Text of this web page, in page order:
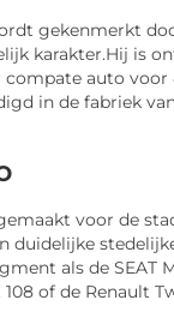
gekenmerkt
karakter.Hij is
compate auto voor
in de fabriek
voor de
duidelijke
als de SEAT
of de Renault